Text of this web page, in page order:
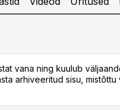
vana ning kuulub
arhiveeritud sisu,